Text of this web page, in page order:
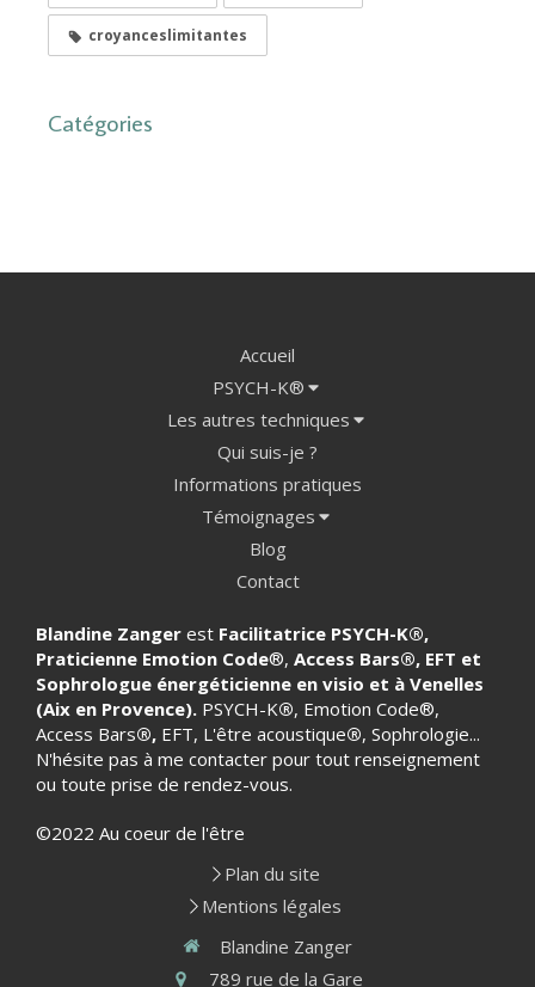
croyanceslimitantes
Catégories
Accueil
PSYCH-K®
Les autres techniques
Qui suis-je ?
Informations pratiques
Témoignages
Blog
Contact
Blandine Zanger est Facilitatrice PSYCH-K®,
Praticienne Emotion Code®, Access Bars®, EFT et
Sophrologue énergéticienne en visio et à Venelles
(Aix en Provence). PSYCH-K®, Emotion Code®,
Access Bars®, EFT, L'être acoustique®, Sophrologie...
N'hésite pas à me contacter pour tout renseignement
ou toute prise de rendez-vous.
©2022 Au coeur de l'être
Plan du site
Mentions légales
Blandine Zanger
789 rue de la Gare